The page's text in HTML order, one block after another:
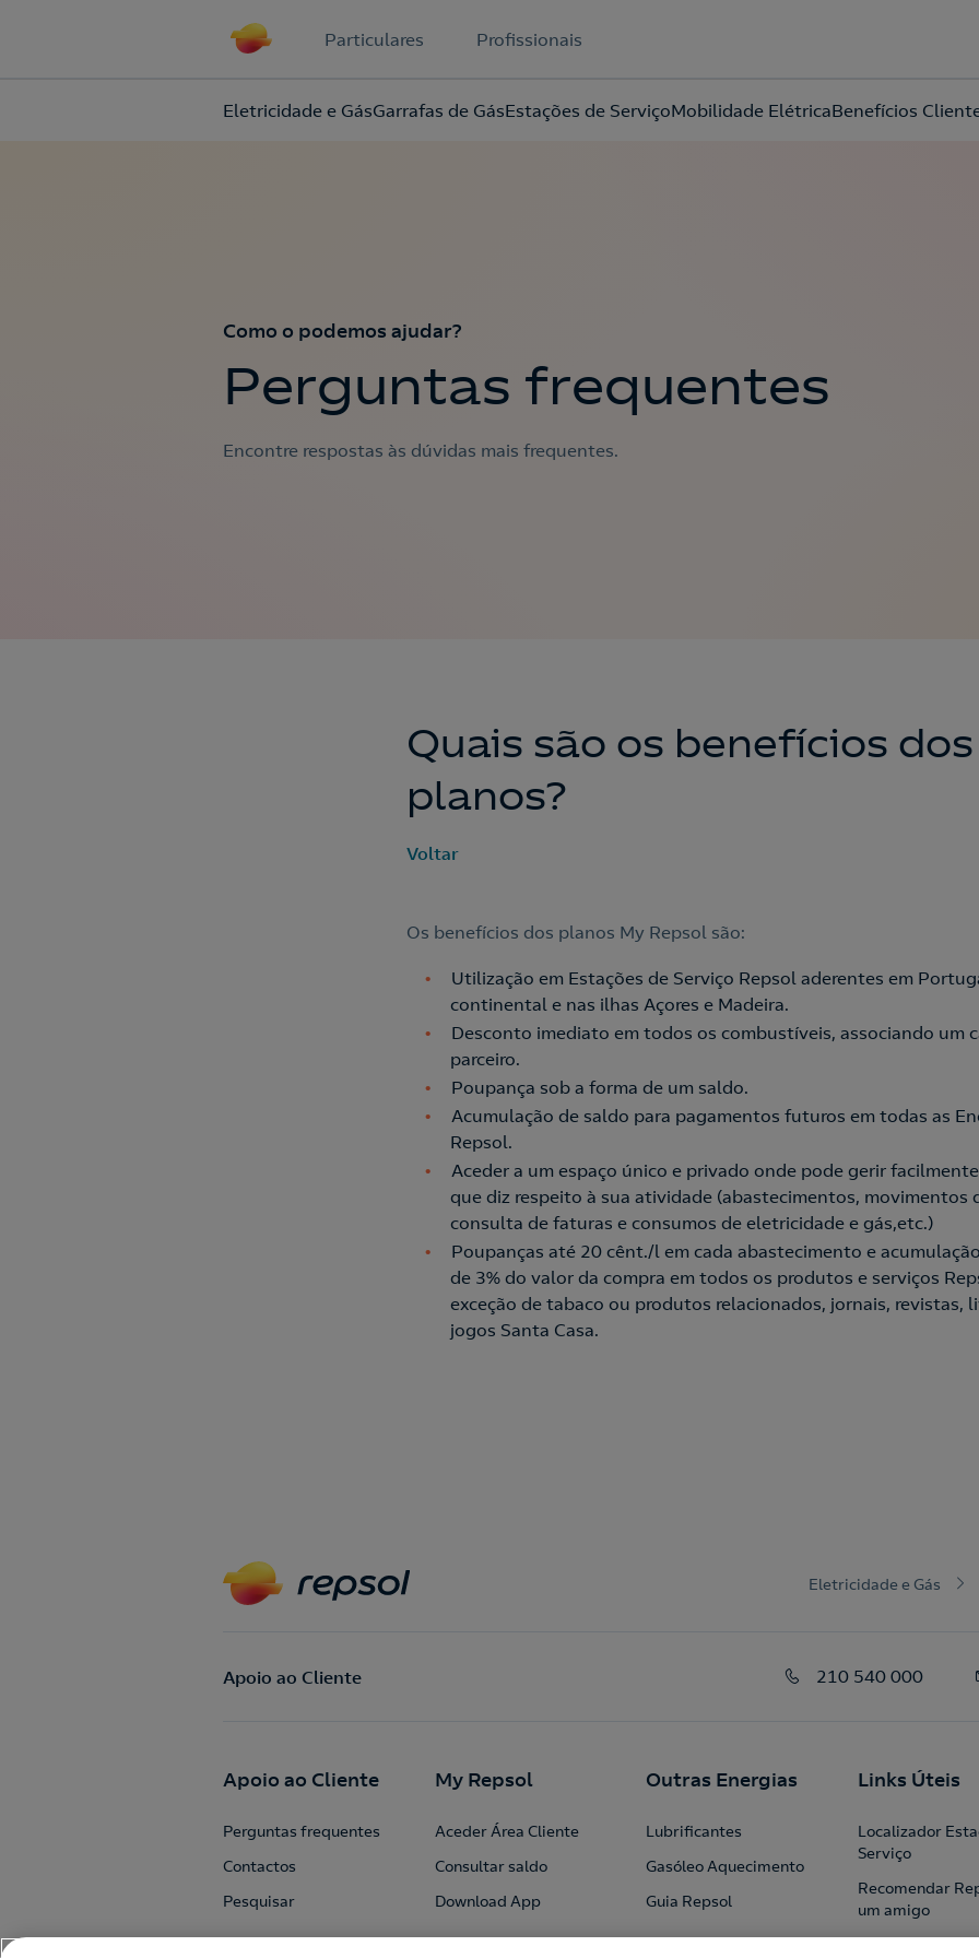
Particulares Profissionais
Eletricidade e GásGarrafas de GásEstações de ServiçoMobilidade ElétricaBenefícios
Acepto la política de protección de datos.
Como o podemos ajudar?
Perguntas frequentes
Encontre respostas às dúvidas mais frequentes.
Quais são os benefícios dos
planos?
Voltar
Os benefícios dos planos My Repsol são:
Utilização em Estações de Serviço Repsol aderentes em
continental e nas ilhas Açores e Madeira.
Desconto imediato em todos os combustíveis, associando um
parceiro.
Poupança sob a forma de um saldo.
Acumulação de saldo para pagamentos futuros em todas as
Repsol.
Aceder a um espaço único e privado onde pode gerir
que diz respeito à sua atividade (abastecimentos, movimentos
consulta de faturas e consumos de eletricidade e gás,etc.)
Poupanças até 20 cênt./l em cada abastecimento e
de 3% do valor da compra em todos os produtos e serviços
exceção de tabaco ou produtos relacionados, jornais, revistas,
jogos Santa Casa.
Eletricidade e Gás
Apoio ao Cliente 210 540 000
Apoio ao Cliente
Perguntas frequentes
Contactos
Pesquisar
My Repsol
Aceder Área Cliente
Consultar saldo
Download App
Outras Energias
Lubrificantes
Gasóleo Aquecimento
Guia Repsol
Links Úteis
Localizador
Serviço
Recomendar
um amigo